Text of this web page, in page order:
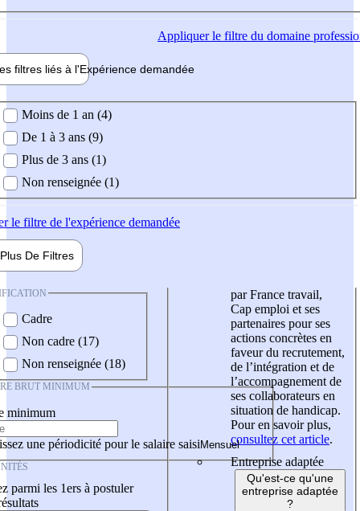
Appliquerle filtre du domaine
filtres liés à l'Expérience demandée
demandée
Moins de 1 an (4)
De 1 à 3 ans (9)
Plus de 3 ans (1)
Non renseignée (1)
le filtre de l'expérience demandée
Plus De Filtres
Cadre
Non cadre (17)
Non renseignée (18)
BRUT MINIMUM
minimum
une périodicité pour le salaire saisi
parmi les 1ers à postuler
par France travail,
Cap emploi et ses
partenaires pour ses
actions concrètes en
faveur du recrutement,
de l’intégration et de
l’accompagnement de
ses collaborateurs en
situation de handicap.
Pour en savoir plus,
consultez cet article.
Entreprise adaptée
Qu'est-ce qu'une
entreprise adaptée
?